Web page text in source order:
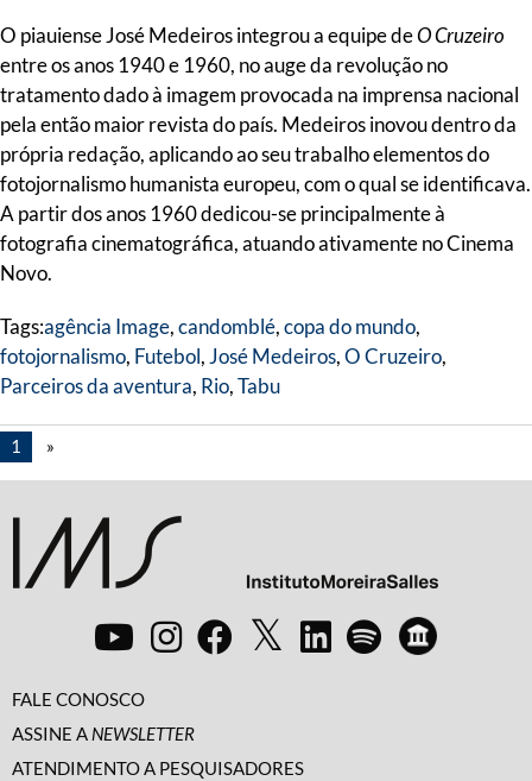
O piauiense José Medeiros integrou a equipe deO Cruzeiro
entre os anos 1940 e 1960, no auge da revolução no
tratamento dado à imagem provocada na imprensa nacional
pela então maior revista do país. Medeiros inovou dentro da
própria redação, aplicando ao seu trabalho elementos do
fotojornalismo humanista europeu, com o qual se identificava.
A partir dos anos 1960 dedicou-se principalmente à
fotografia cinematográfica, atuando ativamente no Cinema
Novo.
Tags:agência Image,candomblé,copa do mundo,
fotojornalismo, Futebol, José Medeiros,O Cruzeiro,
Parceiros da aventura, Rio,Tabu
1 »
FALE CONOSCO
ASSINE A NEWSLETTER
ATENDIMENTO A PESQUISADORES